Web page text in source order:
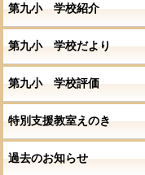
第九小 学校紹介
第九小 学校だより
第九小 学校評価
特別支援教室えのき
過去のお知らせ